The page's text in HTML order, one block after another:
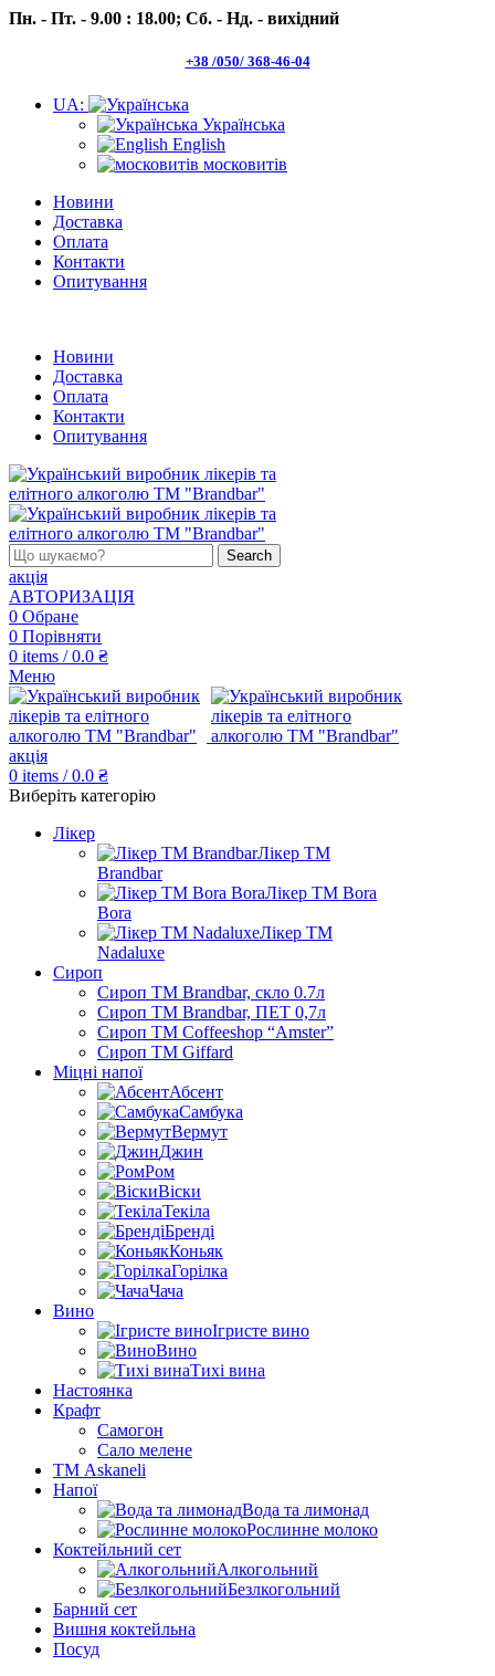
Пн. - Пт. - 9.00 : 18.00; Сб. - Нд. - вихідний
+38 /050/ 368-46-04
UA:
Українська
English
московитів
Новини
Доставка
Оплата
Контакти
Опитування
Новини
Доставка
Оплата
Контакти
Опитування
Search
акція
АВТОРИЗАЦІЯ
0 Обране
0 Порівняти
0 items / 0.0 ₴
Меню
акція
0 items / 0.0 ₴
Виберіть категорію
Лікер
Лікер ТМ
Brandbar
Лікер ТМ Bora
Bora
Лікер ТМ
Nadaluxe
Сироп
Сироп TM Brandbar, скло 0.7л
Сироп TM Brandbar, ПЕТ 0,7л
Сироп TM Coffeeshop “Amster”
Сироп TM Giffard
Міцні напої
Абсент
Самбука
Вермут
Джин
Ром
Віски
Текіла
Бренді
Коньяк
Горілка
Чача
Вино
Ігристе вино
Вино
Тихі вина
Настоянка
Крафт
Самогон
Сало мелене
ТМ Askaneli
Напої
Вода та лимонад
Рослинне молоко
Коктейльний сет
Алкогольний
Безлкогольний
Барний сет
Вишня коктейльна
Посуд